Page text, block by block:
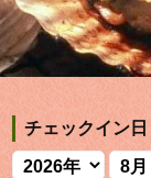
チェックイン日